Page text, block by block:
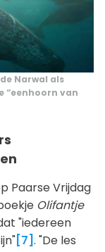
Narwal als
“eenhoorn van
Paarse Vrijdag
Olifantje
"iedereen
[7]. "De les